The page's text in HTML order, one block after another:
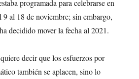
programada para celebrarse en
9 al 18 de noviembre; sin embargo,
decidido mover la fecha al 2021.
decir que los esfuerzos por
también se aplacen, sino lo